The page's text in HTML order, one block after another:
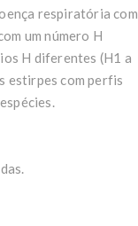
respiratória com
um número H
H diferentes (H1 a
estirpes com perfis